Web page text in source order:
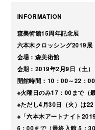
INFORMATION
森美術館15周年記念展
六本木クロッシング2019展
会場：森美術館
会期：2019年2月9日（土）
開館時間：10：00～22：
※火曜日のみ17：00まで（
※ただし4月30日（火）は
※「六本木アートナイト
6：00まで（最終入館 5：30